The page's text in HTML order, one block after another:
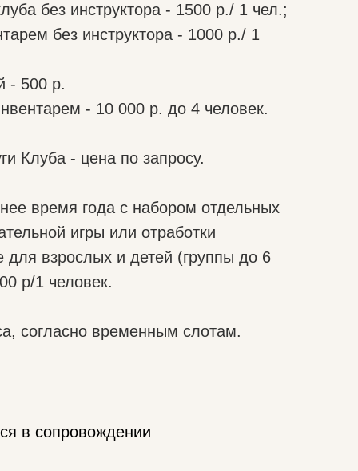
без инструктора - 1500 р./ 1 чел.;
без инструктора - 1000 р./ 1
- 500 р.
- 10 000 р. до 4 человек.
Клуба - цена по запросу.
время года с набором отдельных
игры или отработки
для взрослых и детей (группы до 6
р/1 человек.
согласно временным слотам.
в сопровождении